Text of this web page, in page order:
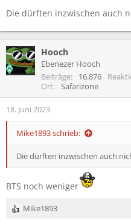
Die dürften inzwischen auch
Hooch
Ebenezer Hooch
Beiträge
16.876
Ort
Safarizone
18. Juni 2023
Mike1893 schrieb:
Die dürften inzwischen auch
BTS noch weniger
R
Mike1893